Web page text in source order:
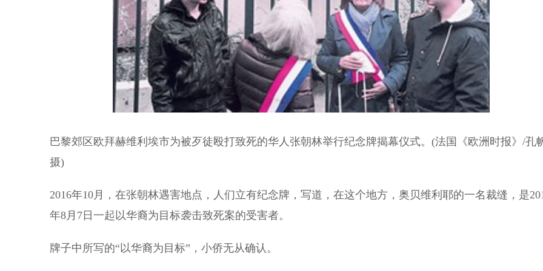
巴黎郊区欧拜赫维利埃市为被歹徒殴打致死的华人张朝林举行纪念牌揭幕仪式。(法国《欧洲时报》/孔
摄)
2016年10月，在张朝林遇害地点，人们立有纪念牌，写道，在这个地方，奥贝维利耶的一名裁缝，是
年8月7日一起以华裔为目标袭击致死案的受害者。
牌子中所写的“以华裔为目标”，小侨无从确认。